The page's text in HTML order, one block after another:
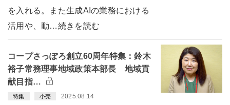
を入れる。また生成AIの業務における
活用や、動…続きを読む
コープさっぽろ創立60周年特集：鈴木
裕子常務理事地域政策本部長 地域貢
献目指…
特集 小売 2025.08.14